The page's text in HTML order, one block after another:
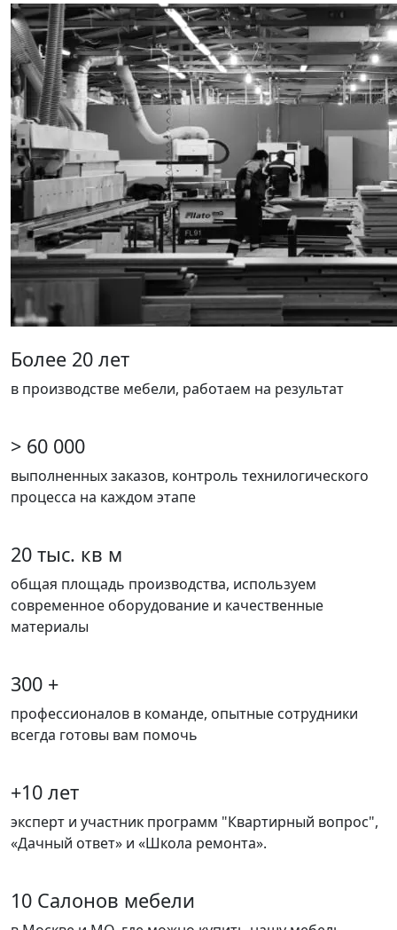
Более 20 лет
в производстве мебели, работаем на результат
> 60 000
выполненных заказов, контроль технилогического
процесса на каждом этапе
20 тыс. кв м
общая площадь производства, используем
современное оборудование и качественные
материалы
300 +
профессионалов в команде, опытные сотрудники
всегда готовы вам помочь
+10 лет
эксперт и участник программ "Квартирный вопрос",
«Дачный ответ» и «Школа ремонта».
10 Салонов мебели